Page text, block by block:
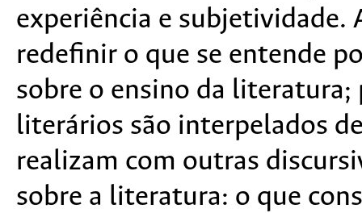
experiência e subjetividade.
redefinir o que se entende
sobre o ensino da
literários são interpelados
realizam com outras
sobre a literatura: o que